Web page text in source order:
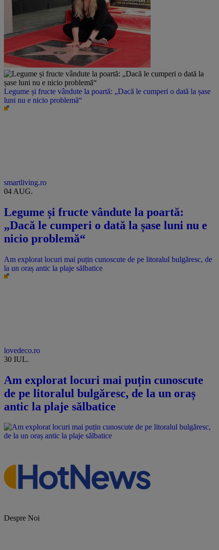
Legume și fructe vândute la poartă: „Dacă le cumperi o dată la șase
luni nu e nicio problemă“
smartliving.ro
04 AUG.
Legume și fructe vândute la poartă:
„Dacă le cumperi o dată la șase luni nu e
nicio problemă“
Am explorat locuri mai puțin cunoscute de pe litoralul bulgăresc, de
la un oraș antic la plaje sălbatice
lovedeco.ro
30 IUL.
Am explorat locuri mai puțin cunoscute
de pe litoralul bulgăresc, de la un oraș
antic la plaje sălbatice
Despre Noi